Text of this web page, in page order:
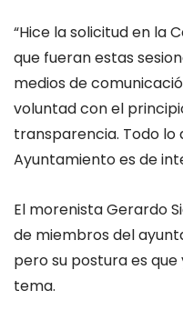
“Hice la solicitud en la
que fueran estas
medios de
voluntad con el
transparencia. Todo lo
Ayuntamiento es de
El morenista Gerardo
de miembros del
pero su postura es
tema.